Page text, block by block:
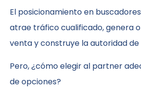
El posicionamiento en
atrae tráfico cualificado, genera
venta y construye la autoridad
Pero, ¿cómo elegir al partner
de opciones?